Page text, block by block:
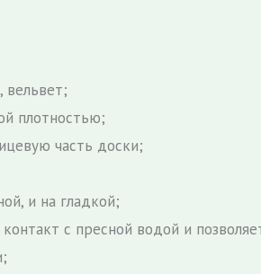
вельвет;
плотностью;
часть доски;
и на гладкой;
с пресной водой и